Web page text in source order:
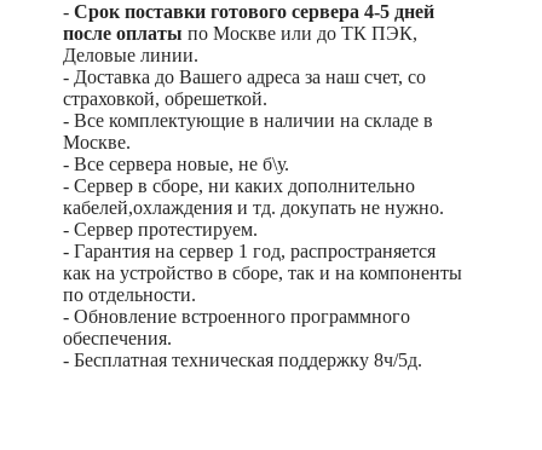
-Срок поставки готового сервера 4-5 дней
после оплаты по Москве или до ТК ПЭК,
Деловые линии.
- Доставка до Вашего адреса за наш счет, со
страховкой, обрешеткой.
- Все комплектующие в наличии на складе в
Москве.
- Все сервера новые, не б\у.
- Сервер в сборе, ни каких дополнительно
кабелей,охлаждения и тд. докупать не нужно.
- Сервер протестируем.
- Гарантия на сервер 1 год, распространяется
как на устройство в сборе, так и на компоненты
по отдельности.
- Обновление встроенного программного
обеспечения.
- Бесплатная техническая поддержку 8ч/5д.